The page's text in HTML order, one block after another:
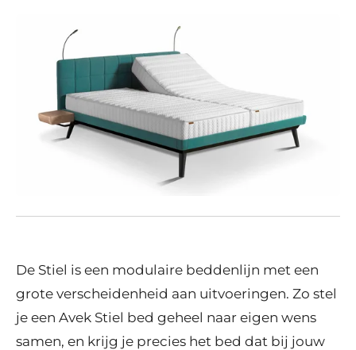
De Stiel is een modulaire beddenlijn met een
grote verscheidenheid aan uitvoeringen. Zo stel
je een Avek Stiel bed geheel naar eigen wens
samen, en krijg je precies het bed dat bij jouw